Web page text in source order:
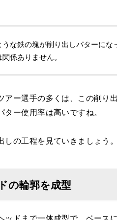
な鉄の塊が削り出しパターにな
係ありません。
アー選手の多くは、この削り
ター使用率は高いですね。
しの工程を見ていきましょう
の輪郭を成型
ッドまで一体成型で、ベース